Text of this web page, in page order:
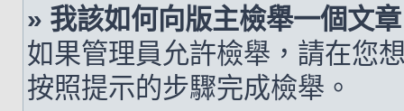
» 我該如何向版主檢舉一個文
如果管理員允許檢舉，請在您
按照提示的步驟完成檢舉。